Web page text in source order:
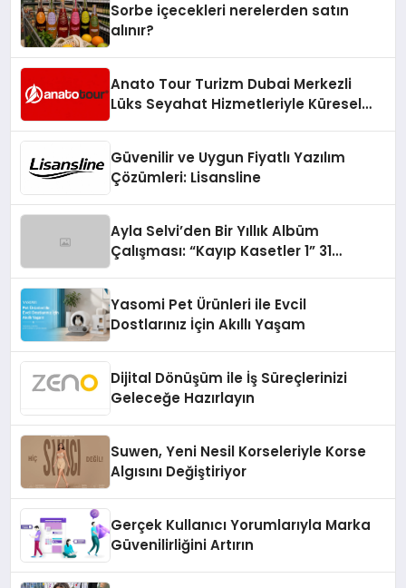
Sorbe içecekleri nerelerden satın
alınır?
Anato Tour Turizm Dubai Merkezli
Lüks Seyahat Hizmetleriyle Küresel
Güvenilir ve Uygun Fiyatlı Yazılım
Çözümleri: Lisansline
Ayla Selvi’den Bir Yıllık Albüm
Çalışması: “Kayıp Kasetler 1” 31
Yasomi Pet Ürünleri ile Evcil
Dostlarınız İçin Akıllı Yaşam
Dijital Dönüşüm ile İş Süreçlerinizi
Geleceğe Hazırlayın
Suwen, Yeni Nesil Korseleriyle Korse
Algısını Değiştiriyor
Gerçek Kullanıcı Yorumlarıyla Marka
Güvenilirliğini Artırın